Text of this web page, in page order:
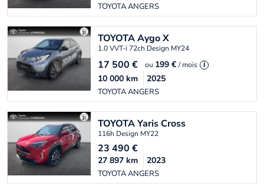
TOYOTA ANGERS
TOYOTAAygo X
1.0 VVT-i 72ch Design MY24
17 500 € ou 199 € / mois i
TOYOTA ANGERS
10 000 km 2025
TOYOTAYaris Cross
116h Design MY22
23 490 €
TOYOTA ANGERS
27 897 km 2023